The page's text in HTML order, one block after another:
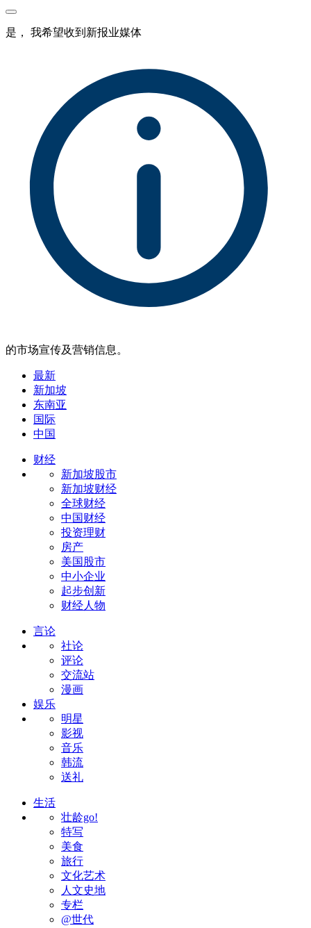
是， 我希望收到新报业媒体
的市场宣传及营销信息。
最新
新加坡
东南亚
国际
中国
财经
新加坡股市
新加坡财经
全球财经
中国财经
投资理财
房产
美国股市
中小企业
起步创新
财经人物
言论
社论
评论
交流站
漫画
娱乐
明星
影视
音乐
韩流
送礼
生活
壮龄go!
特写
美食
旅行
文化艺术
人文史地
专栏
@世代